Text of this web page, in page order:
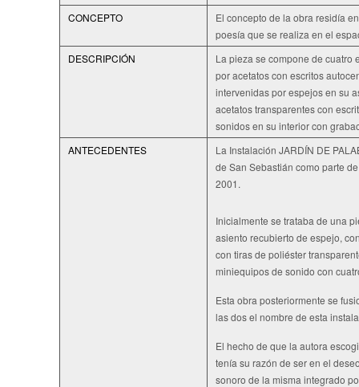
CONCEPTO
El concepto de la obra residía
poesía que se realiza en el
DESCRIPCIÓN
La pieza se compone de cuatro
por acetatos con escritos
intervenidas por espejos en su
acetatos transparentes con
sonidos en su interior con
ANTECEDENTES
La Instalación JARDÍN DE
de San Sebastián como parte
2001.
Inicialmente se trataba de una
asiento recubierto de espejo,
con tiras de poliéster
miniequipos de sonido con
Esta obra posteriormente se
las dos el nombre de esta
El hecho de que la autora
tenía su razón de ser en el
sonoro de la misma integrado